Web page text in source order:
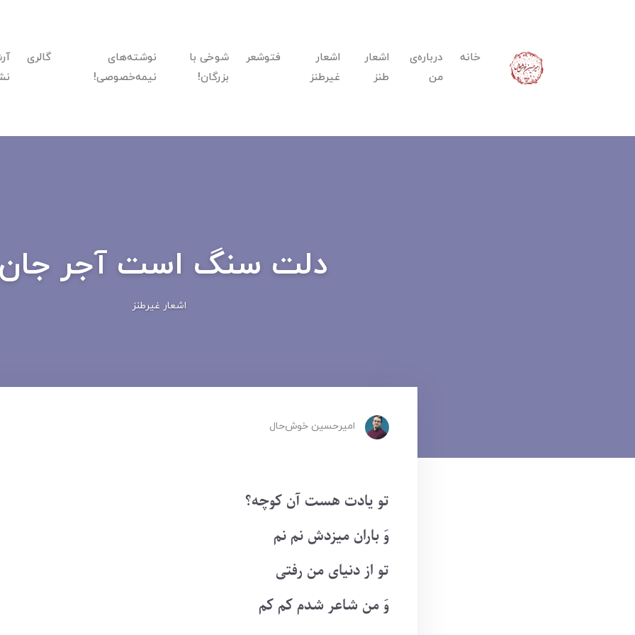
خانه
درباره‌ی
من
اشعار
طنز
اشعار
غیرطنز
فتوشعر
شوخی با
بزرگان!
نوشته‌های
نیمه‌خصوصی!
گالری
دلت سنگ است آجر
اشعار غیرطنز
امیرحسین ‌خوش‌حال
تو یادت هست آن کوچه؟
وَ باران میزدش نم نم
تو از دنیای من رفتی
وَ من شاعر شدم کم کم